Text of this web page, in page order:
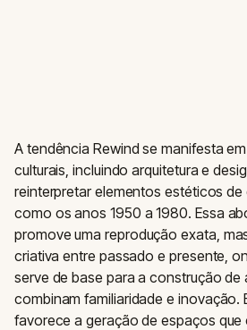
A tendência Rewind se manifesta
culturais, incluindo arquitetura e
reinterpretar elementos estéticos
como os anos 1950 a 1980. Essa
promove uma reprodução exata,
criativa entre passado e presente,
serve de base para a construção de
combinam familiaridade e inovação.
favorece a geração de espaços que